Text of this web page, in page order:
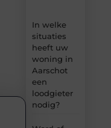
In welke
situaties
heeft uw
woning in
Aarschot
een
loodgieter
nodig?